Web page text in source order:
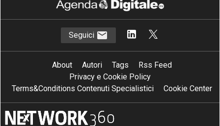
Seguici
About Autori Tags
Rss Feed
Privacy e Cookie Policy
Terms&Conditions Contenuti Specialistici
Cookie Center